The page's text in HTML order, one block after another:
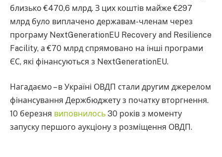
близько €470,6 млрд. З цих коштів майже €297
млрд було виплачено державам-членам через
програму NextGenerationEU Recovery and Resilience
Facility, а €70 млрд спрямовано на інші програми
ЄС, які фінансуються з NextGenerationEU.
Нагадаємо – в Україні ОВДП стали другим джерелом
фінансування Держбюджету з початку вторгнення.
10 березня виповнилось 30 років з моменту
запуску першого аукціону з розміщення ОВДП.